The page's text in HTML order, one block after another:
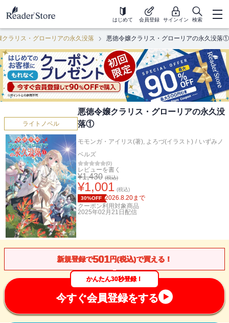
はじめて 会員登録 サインイン 検索
クラリス・グローリアの永久没落 悪徳令嬢クラリス・グローリアの永久没落①
ライトノベル
悪徳令嬢クラリス・グローリアの永久没
落①
モモンガ・アイリス(著), よろづ(イラスト) / いずみノ
ベルズ
(0)
レビューを書く
¥1,430 (税込)
¥1,001 (税込)
30%OFF 2026.8.20まで
クーポン利用対象商品
2025年02月21日 配信
新規登録で501 円(税込)で買える！
かんたん30秒登録！
今すぐ会員登録をする